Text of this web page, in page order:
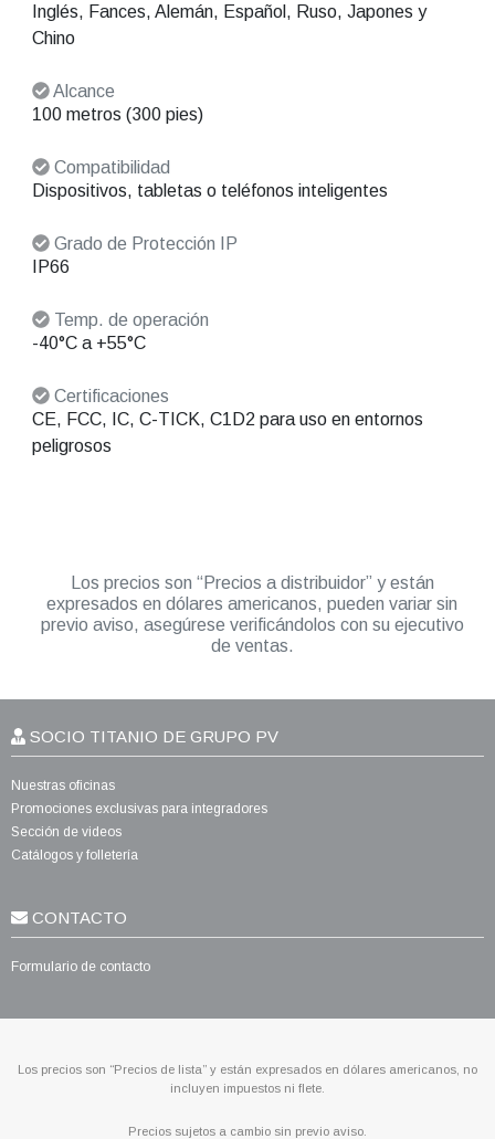
Inglés, Fances, Alemán, Español, Ruso, Japones y
Chino
Alcance
100 metros (300 pies)
Compatibilidad
Dispositivos, tabletas o teléfonos inteligentes
Grado de Protección IP
IP66
Temp. de operación
-40°C a +55°C
Certificaciones
CE, FCC, IC, C-TICK, C1D2 para uso en entornos
peligrosos
Los precios son “Precios a distribuidor” y están
expresados en dólares americanos, pueden variar sin
previo aviso, asegúrese verificándolos con su ejecutivo
de ventas.
SOCIO TITANIO DE GRUPO PV
Nuestras oficinas
Promociones exclusivas para integradores
Sección de videos
Catálogos y folletería
CONTACTO
Formulario de contacto
Los precios son “Precios de lista” y están expresados en dólares americanos, no
incluyen impuestos ni flete.
Precios sujetos a cambio sin previo aviso.